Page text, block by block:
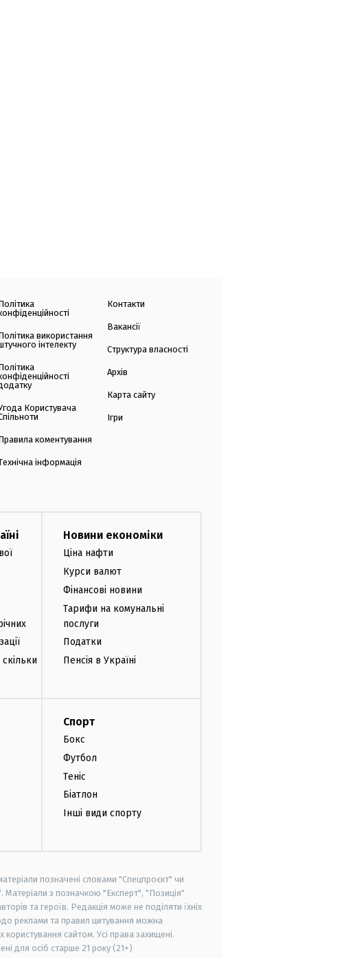
використання
інтелекту
Користувача
коментування
інформація
Контакти
Вакансії
Структура власності
Архів
Карта сайту
Ігри
скільки
Новини економіки
Ціна нафти
Курси валют
Фінансові новини
Тарифи на комунальні
послуги
Податки
Пенсія в Україні
Спорт
Бокс
Футбол
Теніс
Біатлон
Інші види спорту
позначені словами "Спецпроєкт" чи
Матеріали з позначкою "Експерт", "Позиція"
та героїв. Редакція може не поділяти їхніх
реклами та правил цитування можна
сайтом. Усі права захищені.
для осіб старше 21 року (21+)